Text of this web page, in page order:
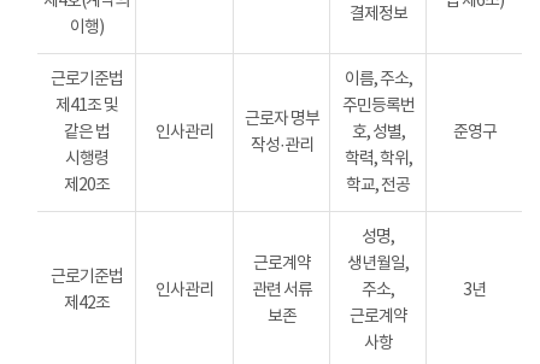
이행)
결제정보
근로기준법
제41조 및
같은 법
시행령
제20조
인사관리
근로자 명부
작성·관리
이름, 주소,
주민등록번
호, 성별,
학력, 학위,
학교, 전공
준영구
근로기준법
제42조
인사관리
근로계약
관련 서류
보존
성명,
생년월일,
주소,
근로계약
사항
3년